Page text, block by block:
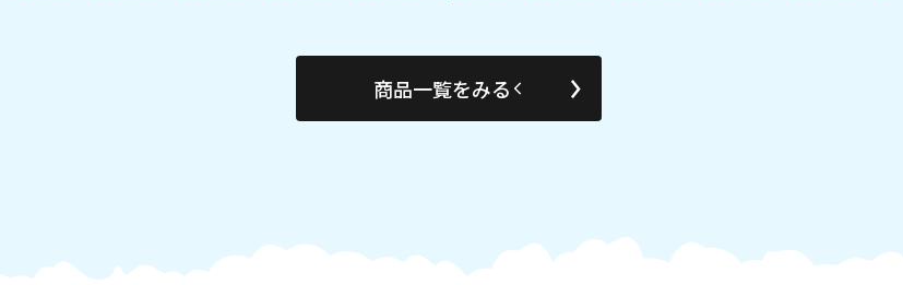
商品一覧をみる